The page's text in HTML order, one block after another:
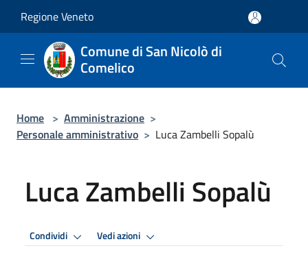
Regione Veneto
Comune di San Nicolò di
Comelico
Home > Amministrazione >
Personale amministrativo > Luca Zambelli Sopalù
Luca Zambelli Sopalù
Condividi Vedi azioni